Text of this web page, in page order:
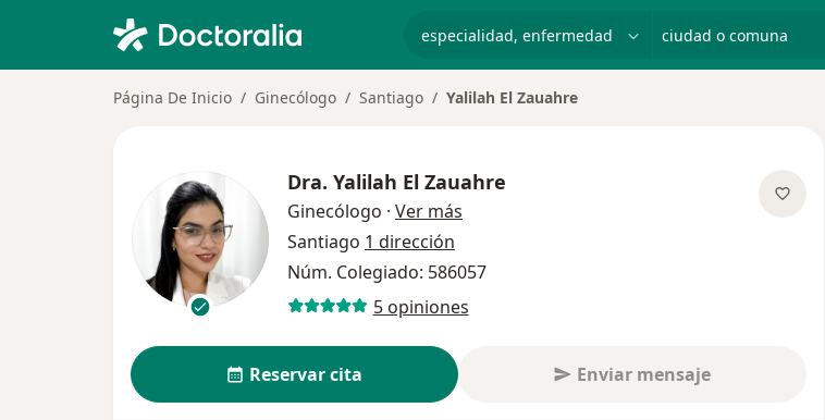
Página De Inicio Ginecólogo Santiago Yalilah El Zauahre
Dra. Yalilah El Zauahre
Ginecólogo · Ver más
Santiago 1 dirección
Núm. Colegiado: 586057
5 opiniones
Reservar cita Enviar mensaje